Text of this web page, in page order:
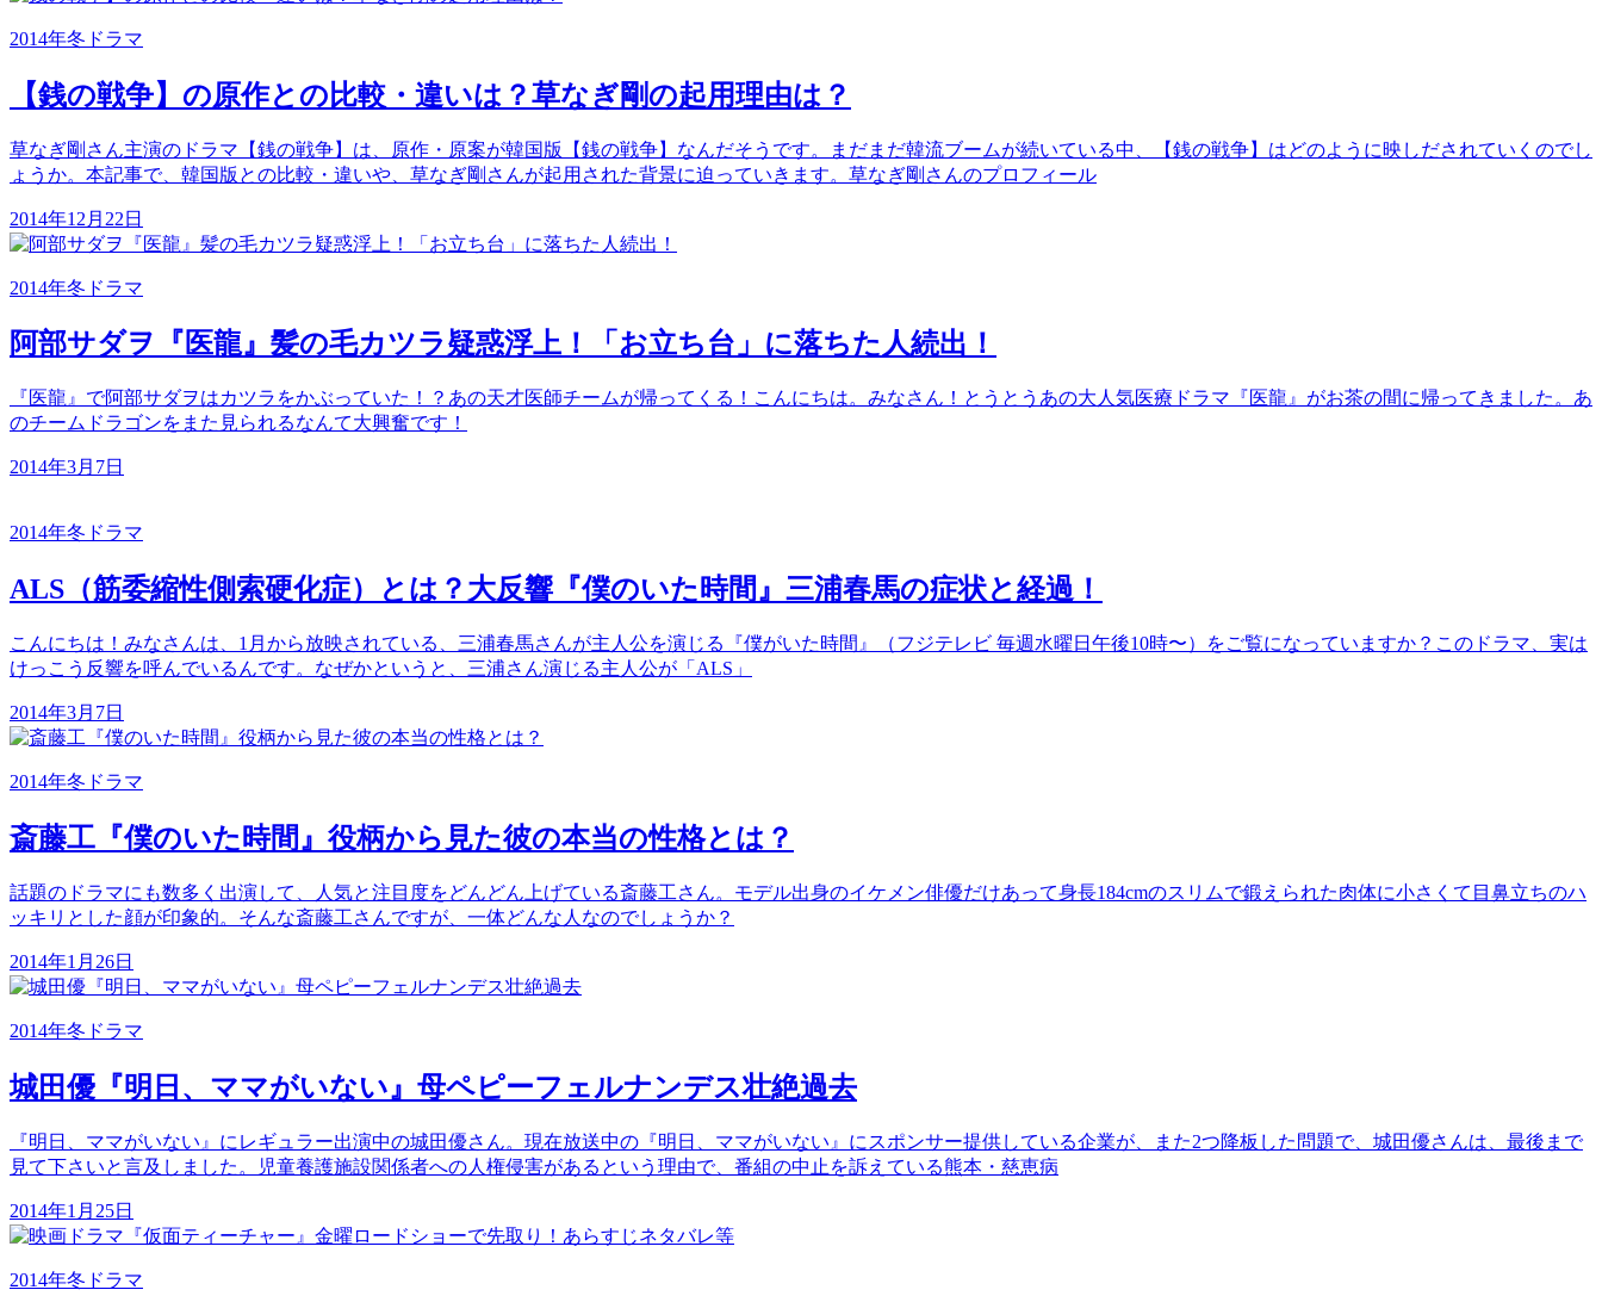
2014年冬ドラマ
【銭の戦争】の原作との比較・違いは？草なぎ剛の起用理由は？
草なぎ剛さん主演のドラマ【銭の戦争】は、原作・原案が韓国版【銭の戦争】なんだそうです。まだまだ韓流ブームが続いている中、【銭の戦争】はどのように映しだされていくのでし
ょうか。本記事で、韓国版との比較・違いや、草なぎ剛さんが起用された背景に迫っていきます。草なぎ剛さんのプロフィール
2014年12月22日
2014年冬ドラマ
阿部サダヲ『医龍』髪の毛カツラ疑惑浮上！「お立ち台」に落ちた人続出！
『医龍』で阿部サダヲはカツラをかぶっていた！？あの天才医師チームが帰ってくる！こんにちは。みなさん！とうとうあの大人気医療ドラマ『医龍』がお茶の間に帰ってきました。あ
のチームドラゴンをまた見られるなんて大興奮です！
2014年3月7日
2014年冬ドラマ
ALS（筋委縮性側索硬化症）とは？大反響『僕のいた時間』三浦春馬の症状と経過！
こんにちは！みなさんは、1月から放映されている、三浦春馬さんが主人公を演じる『僕がいた時間』（フジテレビ 毎週水曜日午後10時〜）をご覧になっていますか？このドラマ、実は
けっこう反響を呼んでいるんです。なぜかというと、三浦さん演じる主人公が「ALS」
2014年3月7日
2014年冬ドラマ
斎藤工『僕のいた時間』役柄から見た彼の本当の性格とは？
話題のドラマにも数多く出演して、人気と注目度をどんどん上げている斎藤工さん。モデル出身のイケメン俳優だけあって身長184cmのスリムで鍛えられた肉体に小さくて目鼻立ちのハ
ッキリとした顔が印象的。そんな斎藤工さんですが、一体どんな人なのでしょうか？
2014年1月26日
2014年冬ドラマ
城田優『明日、ママがいない』母ペピーフェルナンデス壮絶過去
『明日、ママがいない』にレギュラー出演中の城田優さん。現在放送中の『明日、ママがいない』にスポンサー提供している企業が、また2つ降板した問題で、城田優さんは、最後まで
見て下さいと言及しました。児童養護施設関係者への人権侵害があるという理由で、番組の中止を訴えている熊本・慈恵病
2014年1月25日
2014年冬ドラマ